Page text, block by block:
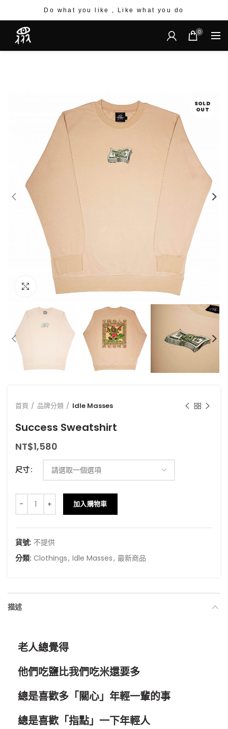
Do what you like , Like what you do
0
SOLD
OUT
點擊放大
首頁 品牌分類 Idle Masses
Success Sweatshirt
NT$1,580
尺寸
Success Sweatshirt 數量
加入購物車
貨號: 不提供
分類: Clothings, Idle Masses, 最新商品
描述
老人總覺得
他們吃鹽比我們吃米還要多
總是喜歡多「關心」年輕一輩的事
總是喜歡「指點」一下年輕人